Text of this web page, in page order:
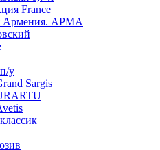
France
Армения. АРМА
у
Sargis